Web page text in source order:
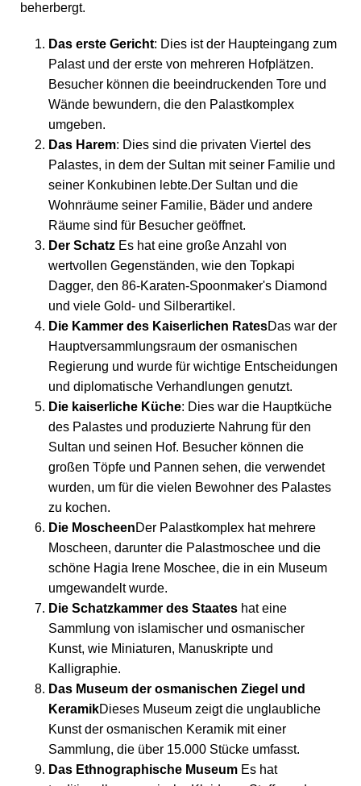
beherbergt.
Das erste Gericht: Dies ist der Haupteingang zum
Palast und der erste von mehreren Hofplätzen.
Besucher können die beeindruckenden Tore und
Wände bewundern, die den Palastkomplex
umgeben.
Das Harem: Dies sind die privaten Viertel des
Palastes, in dem der Sultan mit seiner Familie und
seiner Konkubinen lebte.Der Sultan und die
Wohnräume seiner Familie, Bäder und andere
Räume sind für Besucher geöffnet.
Der Schatz Es hat eine große Anzahl von
wertvollen Gegenständen, wie den Topkapi
Dagger, den 86-Karaten-Spoonmaker's Diamond
und viele Gold- und Silberartikel.
Die Kammer des Kaiserlichen RatesDas war der
Hauptversammlungsraum der osmanischen
Regierung und wurde für wichtige Entscheidungen
und diplomatische Verhandlungen genutzt.
Die kaiserliche Küche: Dies war die Hauptküche
des Palastes und produzierte Nahrung für den
Sultan und seinen Hof. Besucher können die
großen Töpfe und Pannen sehen, die verwendet
wurden, um für die vielen Bewohner des Palastes
zu kochen.
Die MoscheenDer Palastkomplex hat mehrere
Moscheen, darunter die Palastmoschee und die
schöne Hagia Irene Moschee, die in ein Museum
umgewandelt wurde.
Die Schatzkammer des Staates hat eine
Sammlung von islamischer und osmanischer
Kunst, wie Miniaturen, Manuskripte und
Kalligraphie.
Das Museum der osmanischen Ziegel und
KeramikDieses Museum zeigt die unglaubliche
Kunst der osmanischen Keramik mit einer
Sammlung, die über 15.000 Stücke umfasst.
Das Ethnographische Museum Es hat